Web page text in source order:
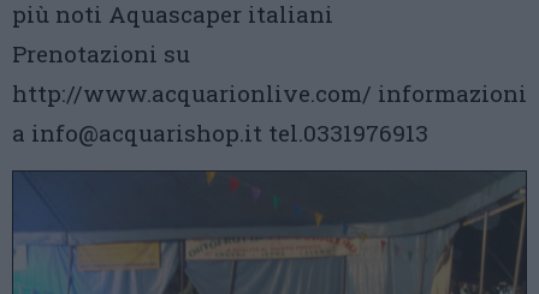
più noti Aquascaper italiani
Prenotazioni su
http://www.acquarionlive.com/ informazioni
a info@acquarishop.it tel.0331976913